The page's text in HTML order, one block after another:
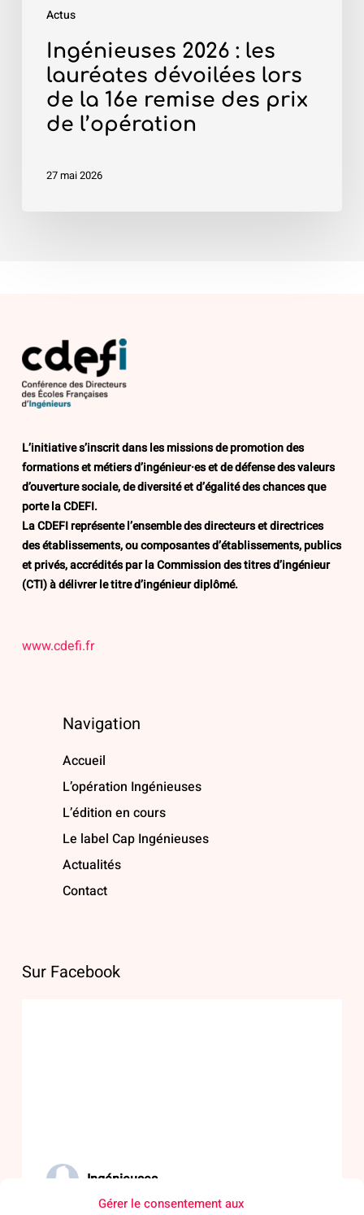
Gérer le consentement aux
Actus
remise
l’opération
Ingénieuses 2026 : les
lauréates dévoilées lors
de la 16e remise des prix
de l’opération
27 mai 2026
L’initiative s’inscrit dans les missions de promotion des
formations et métiers d’ingénieur·es et de défense des valeurs
d’ouverture sociale, de diversité et d’égalité des chances que
porte la CDEFI.
La CDEFI représente l’ensemble des directeurs et directrices
des établissements, ou composantes d’établissements, publics
et privés, accrédités par la Commission des titres d’ingénieur
(CTI) à délivrer le titre d’ingénieur diplômé.
www.cdefi.fr
Navigation
Accueil
L’opération Ingénieuses
L’édition en cours
Le label Cap Ingénieuses
Actualités
Contact
Sur Facebook
Ingénieuses